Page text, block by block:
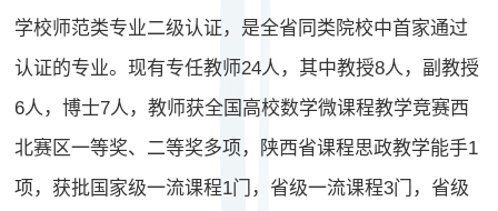
学校师范类专业二级认证，是全省同类院校中首家通过
认证的专业。现有专任教师24人，其中教授8人，副教授
6人，博士7人，教师获全国高校数学微课程教学竞赛西
北赛区一等奖、二等奖多项，陕西省课程思政教学能手1
项，获批国家级一流课程1门，省级一流课程3门，省级